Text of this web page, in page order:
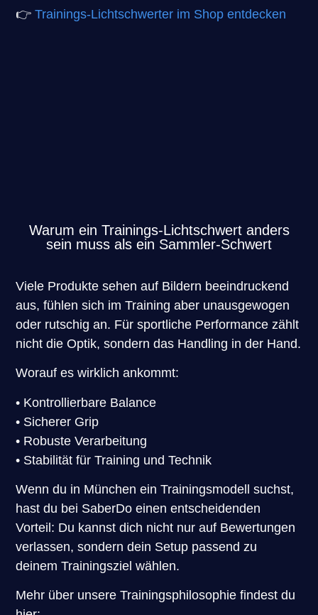
👉Trainings-Lichtschwerter im Shop entdecken
Warum ein Trainings-Lichtschwert anders
sein muss als ein Sammler-Schwert
Viele Produkte sehen auf Bildern beeindruckend
aus, fühlen sich im Training aber unausgewogen
oder rutschig an. Für sportliche Performance zählt
nicht die Optik, sondern das Handling in der Hand.
Worauf es wirklich ankommt:
• Kontrollierbare Balance
• Sicherer Grip
• Robuste Verarbeitung
• Stabilität für Training und Technik
Wenn du in München ein Trainingsmodell suchst,
hast du bei SaberDo einen entscheidenden
Vorteil: Du kannst dich nicht nur auf Bewertungen
verlassen, sondern dein Setup passend zu
deinem Trainingsziel wählen.
Mehr über unsere Trainingsphilosophie findest du